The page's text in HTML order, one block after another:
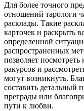
Для более точного
отношений тарологи
расклады. Такие
карточек и раскрыть
определенной
распространенных
позволяет
ракурсов и
могут возникнуть.
составить детальный
преграды или
пути к любви.